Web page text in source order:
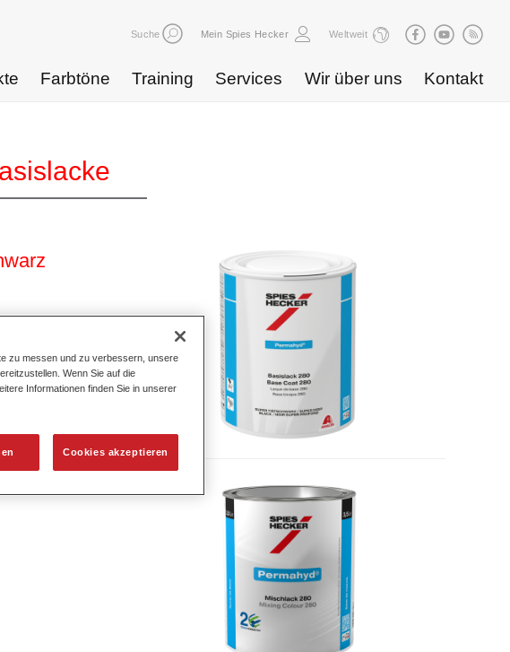
Suche Mein Spies Hecker Weltweit
Farbtöne Training Services Wir über uns Kontakt
zu messen und zu verbessern, unsere
Wenn Sie auf die
Informationen finden Sie in unserer
Cookies akzeptieren